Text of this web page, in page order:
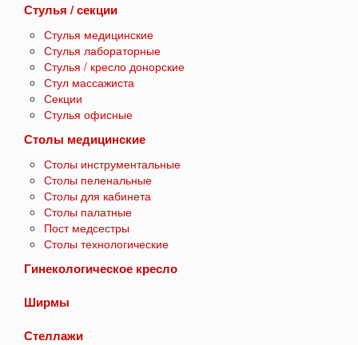
Стулья / секции
Стулья медицинские
Стулья лабораторные
Стулья / кресло донорские
Стул массажиста
Секции
Стулья офисные
Столы медицинские
Столы инструментальные
Столы пеленальные
Столы для кабинета
Столы палатные
Пост медсестры
Столы технологические
Гинекологическое кресло
Ширмы
Стеллажи